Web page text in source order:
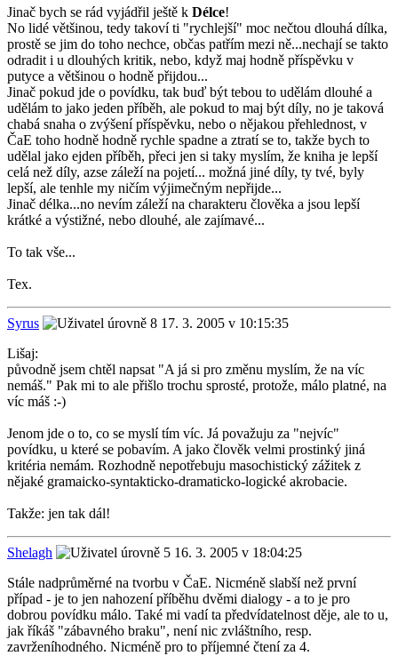
Jinač bych se rád vyjádřil ještě k Délce!
No lidé většinou, tedy takoví ti "rychlejší" moc nečtou dlouhá dílka,
prostě se jim do toho nechce, občas patřím mezi ně...nechají se takto
odradit i u dlouhých kritik, nebo, když maj hodně příspěvku v
putyce a většinou o hodně přijdou...
Jinač pokud jde o povídku, tak buď být tebou to udělám dlouhé a
udělám to jako jeden příběh, ale pokud to maj být díly, no je taková
chabá snaha o zvýšení příspěvku, nebo o nějakou přehlednost, v
ČaE toho hodně hodně rychle spadne a ztratí se to, takže bych to
udělal jako ejden příběh, přeci jen si taky myslím, že kniha je lepší
celá než díly, azse záleží na pojetí... možná jiné díly, ty tvé, byly
lepší, ale tenhle my ničím výjimečným nepřijde...
Jinač délka...no nevím záleží na charakteru člověka a jsou lepší
krátké a výstižné, nebo dlouhé, ale zajímavé...
To tak vše...
Tex.
Syrus
17. 3. 2005 v 10:15:35
Lišaj:
původně jsem chtěl napsat "A já si pro změnu myslím, že na víc
nemáš." Pak mi to ale přišlo trochu sprosté, protože, málo platné, na
víc máš :-)
Jenom jde o to, co se myslí tím víc. Já považuju za "nejvíc"
povídku, u které se pobavím. A jako člověk velmi prostinký jiná
kritéria nemám. Rozhodně nepotřebuju masochistický zážitek z
nějaké gramaicko-syntakticko-dramaticko-logické akrobacie.
Takže: jen tak dál!
Shelagh
16. 3. 2005 v 18:04:25
Stále nadprůměrné na tvorbu v ČaE. Nicméně slabší než první
případ - je to jen nahození příběhu dvěmi dialogy - a to je pro
dobrou povídku málo. Také mi vadí ta předvídatelnost děje, ale to u,
jak říkáš "zábavného braku", není nic zvláštního, resp.
zavrženíhodného. Nicméně pro to příjemné čtení za 4.